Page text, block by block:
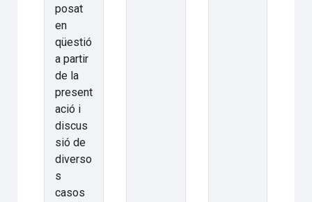
posat
en
qüestió
a partir
de la
present
ació i
discus
sió de
diverso
s
casos